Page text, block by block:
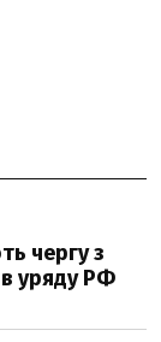
чергу з
уряду РФ